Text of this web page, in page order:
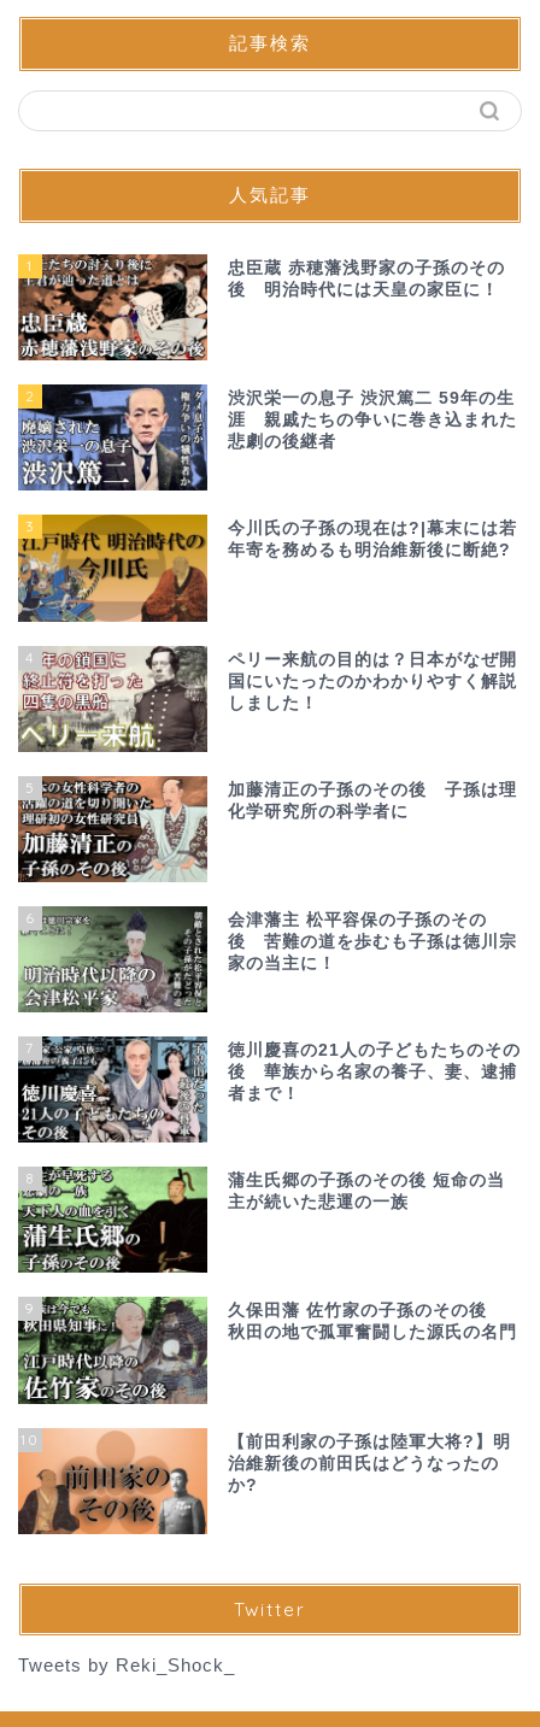
記事検索
人気記事
1
忠臣蔵 赤穂藩浅野家の子孫のその
後 明治時代には天皇の家臣に！
2
渋沢栄一の息子 渋沢篤二 59年の生
涯 親戚たちの争いに巻き込まれた
悲劇の後継者
3
今川氏の子孫の現在は?|幕末には若
年寄を務めるも明治維新後に断絶?
4
ペリー来航の目的は？日本がなぜ開
国にいたったのかわかりやすく解説
しました！
5
加藤清正の子孫のその後 子孫は理
化学研究所の科学者に
6
会津藩主 松平容保の子孫のその
後 苦難の道を歩むも子孫は徳川宗
家の当主に！
7
徳川慶喜の21人の子どもたちのその
後 華族から名家の養子、妻、逮捕
者まで！
8
蒲生氏郷の子孫のその後 短命の当
主が続いた悲運の一族
9
久保田藩 佐竹家の子孫のその後
秋田の地で孤軍奮闘した源氏の名門
10
【前田利家の子孫は陸軍大将?】明
治維新後の前田氏はどうなったの
か?
Twitter
Tweets by Reki_Shock_